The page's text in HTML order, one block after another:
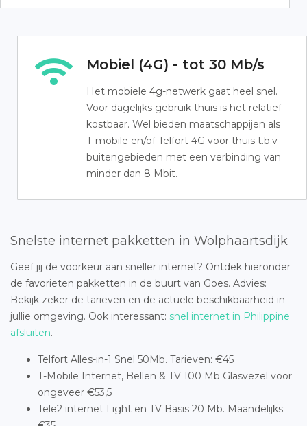
Mobiel (4G) - tot 30 Mb/s
Het mobiele 4g-netwerk gaat heel snel.
Voor dagelijks gebruik thuis is het relatief
kostbaar. Wel bieden maatschappijen als
T-mobile en/of Telfort 4G voor thuis t.b.v
buitengebieden met een verbinding van
minder dan 8 Mbit.
Snelste internet pakketten in Wolphaartsdijk
Geef jij de voorkeur aan sneller internet? Ontdek hieronder
de favorieten pakketten in de buurt van Goes. Advies:
Bekijk zeker de tarieven en de actuele beschikbaarheid in
jullie omgeving. Ook interessant: snel internet in Philippine
afsluiten.
Telfort Alles-in-1 Snel 50Mb. Tarieven: €45
T-Mobile Internet, Bellen & TV 100 Mb Glasvezel voor
ongeveer €53,5
Tele2 internet Light en TV Basis 20 Mb. Maandelijks: